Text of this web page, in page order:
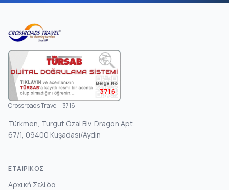
3716
Crossroads Travel - 3716
Türkmen, Turgut Özal Blv. Dragon Apt.
67/1, 09400 Kuşadası/Aydın
ΕΤΑΙΡΙΚΌΣ
Αρχική Σελίδα